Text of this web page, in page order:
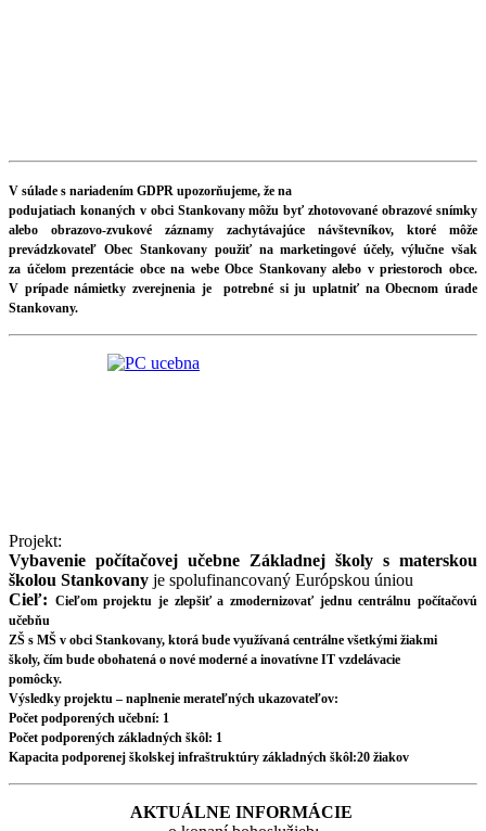
V súlade s nariadením GDPR upozorňujeme, že na
podujatiach konaných v obci Stankovany môžu byť zhotovované obrazové snímky
alebo obrazovo-zvukové záznamy zachytávajúce návštevníkov, ktoré môže
prevádzkovateľ Obec Stankovany použiť na marketingové účely, výlučne však
za účelom prezentácie obce na webe Obce Stankovany alebo v priestoroch obce.
V prípade námietky zverejnenia je potrebné si ju uplatniť na Obecnom úrade
Stankovany.
Projekt:
Vybavenie počítačovej učebne Základnej školy s materskou
školou Stankovany je spolufinancovaný Európskou úniou
Cieľ: Cieľom projektu je zlepšiť a zmodernizovať jednu centrálnu počítačovú
učebňu
ZŠ s MŠ v obci Stankovany, ktorá bude využívaná centrálne všetkými žiakmi
školy, čím bude obohatená o nové moderné a inovatívne IT vzdelávacie
pomôcky.
Výsledky projektu – naplnenie merateľných ukazovateľov:
Počet podporených učební: 1
Počet podporených základných škôl: 1
Kapacita podporenej školskej infraštruktúry základných škôl:20 žiakov
AKTUÁLNE INFORMÁCIE